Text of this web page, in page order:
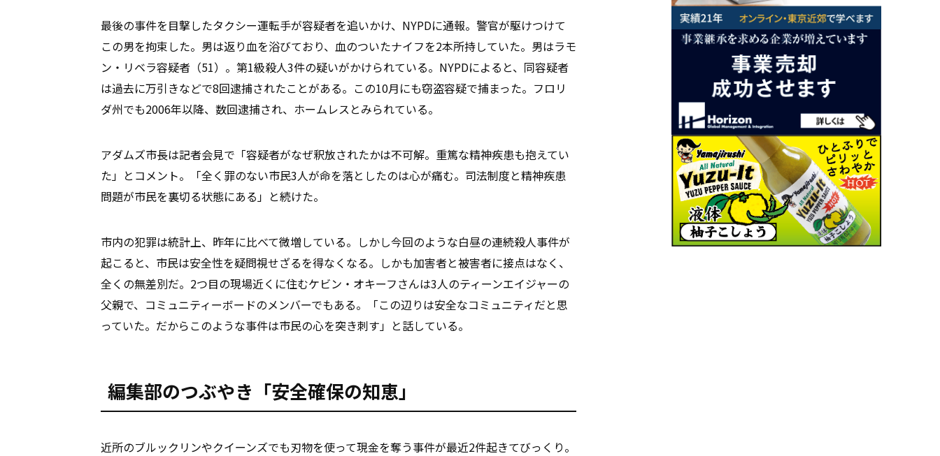
最後の事件を目撃したタクシー運転手が容疑者を追いかけ、NYPDに通報。警官が駆けつけて
この男を拘束した。男は返り血を浴びており、血のついたナイフを2本所持していた。男はラモ
ン・リベラ容疑者（51）。第1級殺人3件の疑いがかけられている。NYPDによると、同容疑者
は過去に万引きなどで8回逮捕されたことがある。この10月にも窃盗容疑で捕まった。フロリ
ダ州でも2006年以降、数回逮捕され、ホームレスとみられている。
アダムズ市長は記者会見で「容疑者がなぜ釈放されたかは不可解。重篤な精神疾患も抱えてい
た」とコメント。「全く罪のない市民3人が命を落としたのは心が痛む。司法制度と精神疾患
問題が市民を裏切る状態にある」と続けた。
市内の犯罪は統計上、昨年に比べて微増している。しかし今回のような白昼の連続殺人事件が
起こると、市民は安全性を疑問視せざるを得なくなる。しかも加害者と被害者に接点はなく、
全くの無差別だ。2つ目の現場近くに住むケビン・オキーフさんは3人のティーンエイジャーの
父親で、コミュニティーボードのメンバーでもある。「この辺りは安全なコミュニティだと思
っていた。だからこのような事件は市民の心を突き刺す」と話している。
編集部のつぶやき「安全確保の知恵」
近所のブルックリンやクイーンズでも刃物を使って現金を奪う事件が最近2件起きてびっくり。